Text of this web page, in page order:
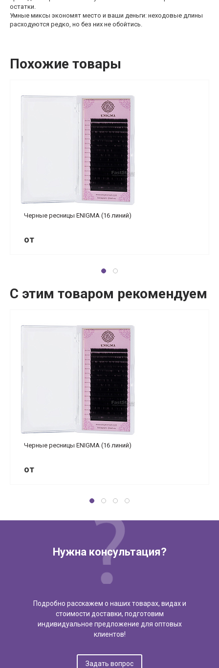
остатки.
Умные миксы экономят место и ваши деньги: неходовые длины
расходуются редко, но без них не обойтись.
Похожие товары
Черные ресницы ENIGMA (16 линий)
от
С этим товаром рекомендуем
Черные ресницы ENIGMA (16 линий)
от
Нужна консультация?
Подробно расскажем о наших товарах, видах и
стоимости доставки, подготовим
индивидуальное предложение для оптовых
клиентов!
Задать вопрос